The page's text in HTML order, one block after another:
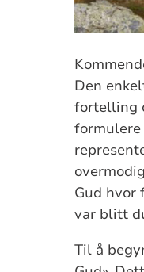
Den
fortelling
formulere
Gud hvor
var blitt
Til å